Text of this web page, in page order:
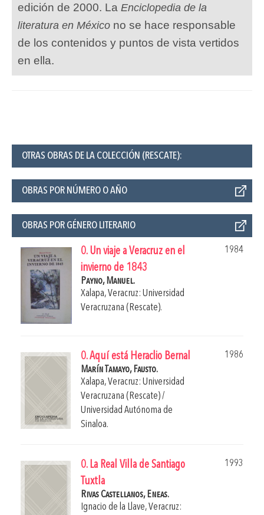
edición de 2000. La Enciclopedia de la
literatura en México no se hace responsable
de los contenidos y puntos de vista vertidos
en ella.
OTRAS OBRAS DE LA COLECCIÓN (RESCATE):
OBRAS POR NÚMERO O AÑO
OBRAS POR GÉNERO LITERARIO
0. Un viaje a Veracruz en el
invierno de 1843
1984
Payno, Manuel.
Xalapa, Veracruz: Universidad
Veracruzana (Rescate).
0. Aquí está Heraclio Bernal
1986
Marín Tamayo, Fausto.
Xalapa, Veracruz: Universidad
Veracruzana (Rescate) /
Universidad Autónoma de
Sinaloa.
0. La Real Villa de Santiago
Tuxtla
1993
Rivas Castellanos, Eneas.
Ignacio de la Llave, Veracruz: